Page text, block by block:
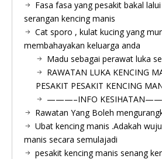
Fasa fasa yang pesakit bakal
serangan kencing manis
Cat sporo , kulat kucing yang
membahayakan keluarga anda
Madu sebagai perawat luka
RAWATAN LUKA KENCING
PESAKIT PESAKIT KENCING
———–INFO
Rawatan Yang Boleh
Ubat kencing manis .Adakah
manis secara semulajadi
pesakit kencing manis senang